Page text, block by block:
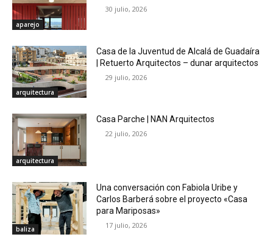
aparejo
30 julio, 2026
arquitectura
Casa de la Juventud de Alcalá de Guadaíra
| Retuerto Arquitectos – dunar arquitectos
29 julio, 2026
arquitectura
Casa Parche | NAN Arquitectos
22 julio, 2026
baliza
Una conversación con Fabiola Uribe y
Carlos Barberá sobre el proyecto «Casa
para Mariposas»
17 julio, 2026